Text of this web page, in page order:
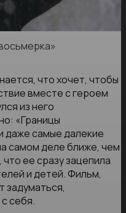
что хочет, чтобы
вместе с героем
из него
«Границы
даже самые далекие
самом деле ближе, чем
ее сразу зацепила
и детей. Фильм,
задуматься,
себя.